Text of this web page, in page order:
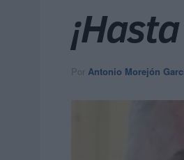
Por Antonio Morejón